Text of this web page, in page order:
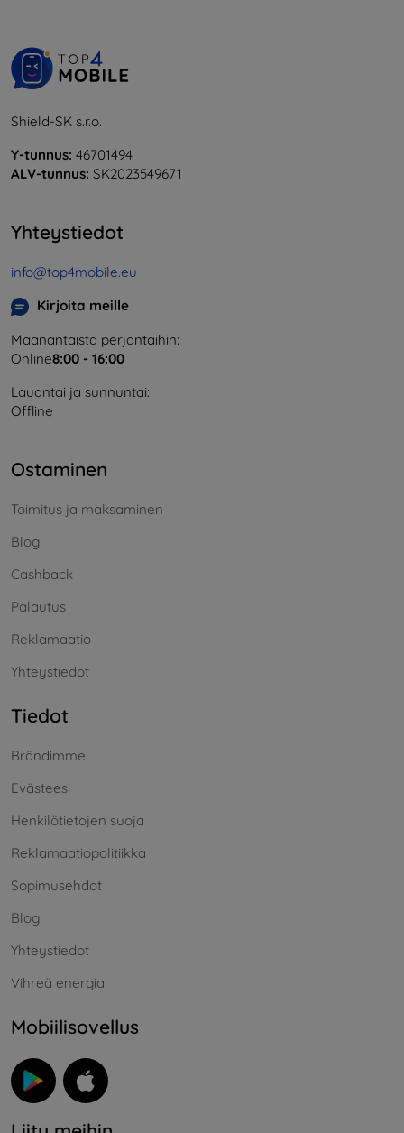
Shield-SK s.r.o.
Y-tunnus: 46701494
ALV-tunnus: SK2023549671
Yhteystiedot
info@top4mobile.eu
Kirjoita meille
Maanantaista perjantaihin:
Online8:00 - 16:00
Lauantai ja sunnuntai:
Offline
Ostaminen
Toimitus ja maksaminen
Blog
Cashback
Palautus
Reklamaatio
Yhteystiedot
Tiedot
Brändimme
Evästeesi
Henkilötietojen suoja
Reklamaatiopolitiikka
Sopimusehdot
Blog
Yhteystiedot
Vihreä energia
Mobiilisovellus